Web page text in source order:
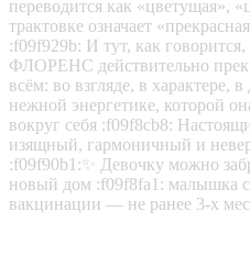
переводится как «цветущая»,
трактовке означает
:f09f929b: И тут, как
ФЛОРЕНС действительно
всём: во взгляде, в характере,
нежной энергетике, которой
вокруг себя :f09f8cb8:
изящный, гармоничный и
:f09f90b1:✨ Девочку можно
новый дом :f09f8fa1: малышка
вакцинации — не ранее 3-х